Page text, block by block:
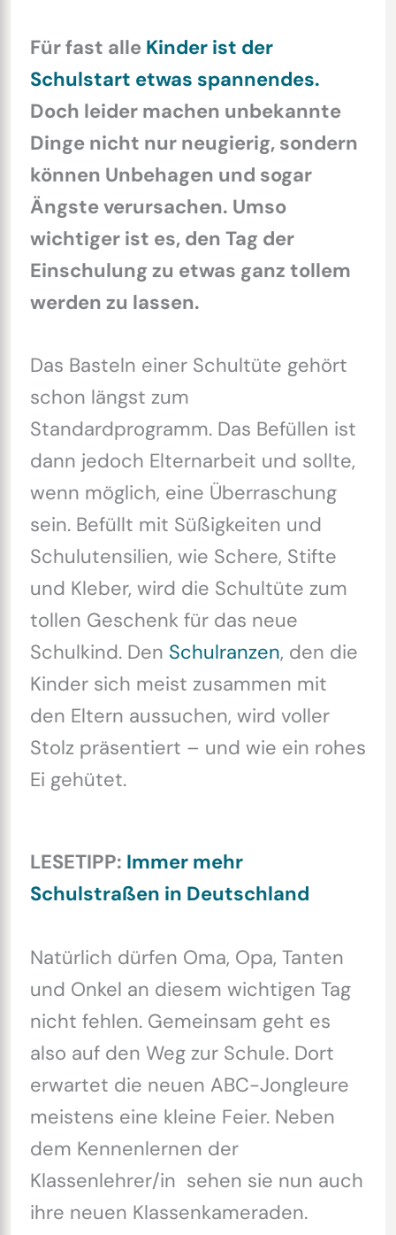
Für fast alle Kinder ist der
Schulstart etwas spannendes.
Doch leider machen unbekannte
Dinge nicht nur neugierig, sondern
können Unbehagen und sogar
Ängste verursachen. Umso
wichtiger ist es, den Tag der
Einschulung zu etwas ganz tollem
werden zu lassen.
Das Basteln einer Schultüte gehört
schon längst zum
Standardprogramm. Das Befüllen ist
dann jedoch Elternarbeit und sollte,
wenn möglich, eine Überraschung
sein. Befüllt mit Süßigkeiten und
Schulutensilien, wie Schere, Stifte
und Kleber, wird die Schultüte zum
tollen Geschenk für das neue
Schulkind. Den Schulranzen, den die
Kinder sich meist zusammen mit
den Eltern aussuchen, wird voller
Stolz präsentiert – und wie ein rohes
Ei gehütet.
LESETIPP: Immer mehr
Schulstraßen in Deutschland
Natürlich dürfen Oma, Opa, Tanten
und Onkel an diesem wichtigen Tag
nicht fehlen. Gemeinsam geht es
also auf den Weg zur Schule. Dort
erwartet die neuen ABC-Jongleure
meistens eine kleine Feier. Neben
dem Kennenlernen der
Klassenlehrer/in sehen sie nun auch
ihre neuen Klassenkameraden.